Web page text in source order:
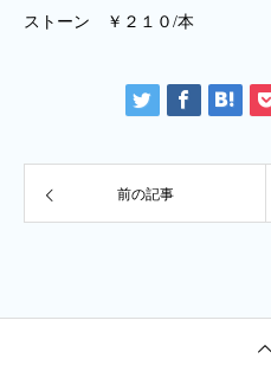
ストーン ￥２１０/本
前の記事